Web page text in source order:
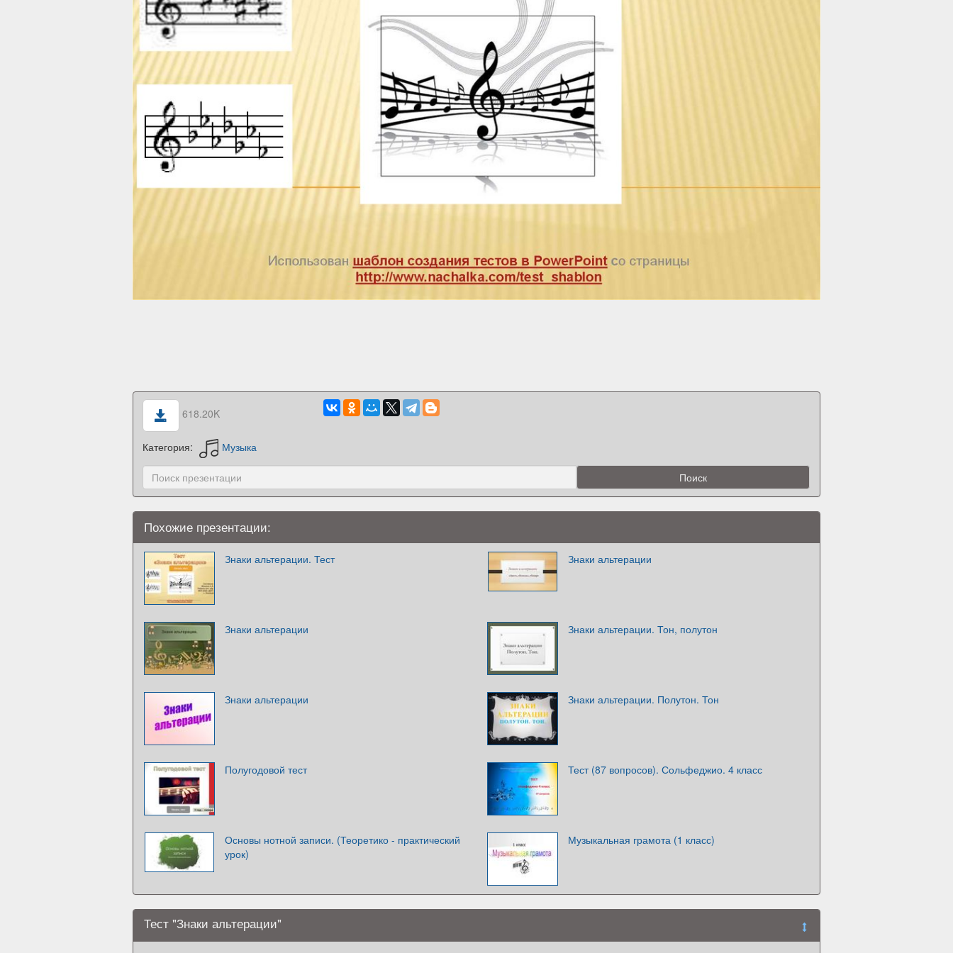
618.20K
Категория: Музыка
Похожие презентации:
Знаки альтерации. Тест Знаки альтерации
Знаки альтерации Знаки альтерации. Тон, полутон
Знаки альтерации Знаки альтерации. Полутон. Тон
Полугодовой тест Тест (87 вопросов). Сольфеджио. 4 класс
Основы нотной записи. (Теоретико - практический
урок)
Музыкальная грамота (1 класс)
Тест "Знаки альтерации"